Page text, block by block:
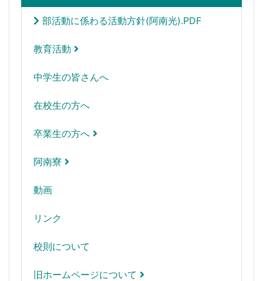
部活動に係わる活動方針(阿南光).PDF
教育活動
中学生の皆さんへ
在校生の方へ
卒業生の方へ
阿南寮
動画
リンク
校則について
旧ホームページについて